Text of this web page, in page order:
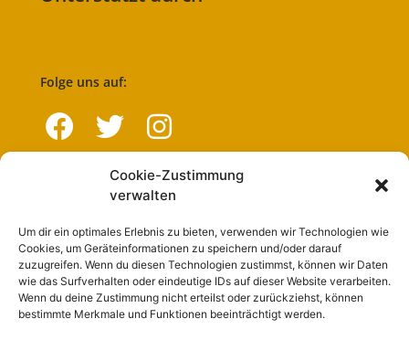
Cookie-Zustimmung
verwalten
Um dir ein optimales Erlebnis zu bieten, verwenden wir Technologien wie
Cookies, um Geräteinformationen zu speichern und/oder darauf
zuzugreifen. Wenn du diesen Technologien zustimmst, können wir Daten
wie das Surfverhalten oder eindeutige IDs auf dieser Website verarbeiten.
Wenn du deine Zustimmung nicht erteilst oder zurückziehst, können
bestimmte Merkmale und Funktionen beeinträchtigt werden.
Folge uns auf:
Navigation
Start
Nutzungsbedingungen
Abo